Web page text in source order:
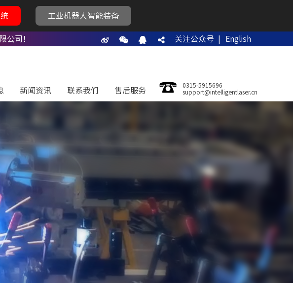
工业机器人智能装备
公司！ 关注公众号 | English
新闻资讯 联系我们 售后服务
0315-5915696
support@intelligentlaser.cn